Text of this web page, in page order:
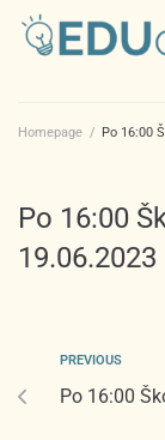
Homepage / Po 16:00
Po 16:00
19.06.2023
PREVIOUS
Po 16:00